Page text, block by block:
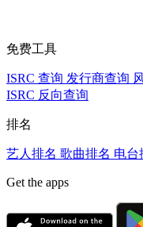
免费工具
ISRC 查询 发行商查询
ISRC 反向查询
排名
艺人排名 歌曲排名 电台
Get the apps